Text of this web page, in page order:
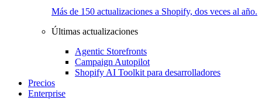
Más de 150 actualizaciones a Shopify, dos veces al año.
Últimas actualizaciones
Agentic Storefronts
Campaign Autopilot
Shopify AI Toolkit para desarrolladores
Precios
Enterprise